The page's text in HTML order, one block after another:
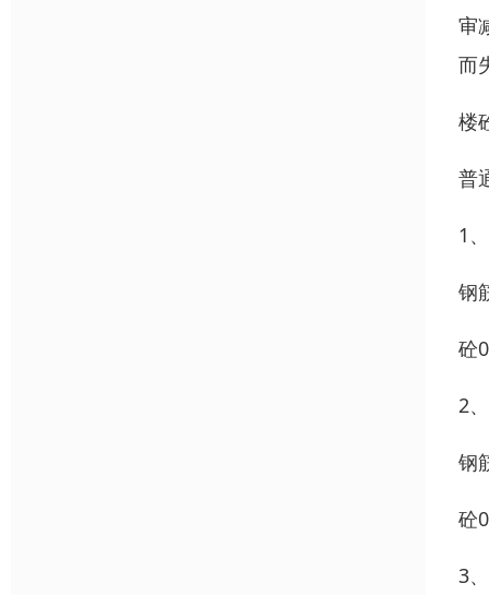
审
而
楼
普
1
钢
砼
2
钢
砼
3